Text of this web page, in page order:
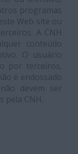
programas
Web site ou
A CNH
conteúdo
O usuário
por terceiros,
é endossado
devem ser
pela CNH.